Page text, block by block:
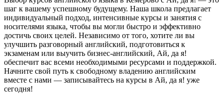
шаг к вашему успешному будущему. Наша школа предлагает
индивидуальный подход, интенсивные курсы и занятия с
носителями языка, чтобы вы могли быстро и эффективно
достичь своих целей. Независимо от того, хотите ли вы
улучшить разговорный английский, подготовиться к
экзаменам или выучить бизнес-английский, Ай, да я!
обеспечит вас всеми необходимыми ресурсами и поддержкой.
Начните свой путь к свободному владению английским
вместе с нами — записывайтесь на курсы в Ай, да я! уже
сегодня!